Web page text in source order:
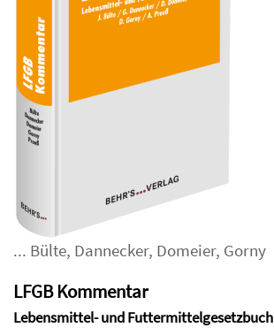
... Bülte, Dannecker, Domeier, Gorny
LFGB Kommentar
Lebensmittel- und Futtermittelgesetzbuch